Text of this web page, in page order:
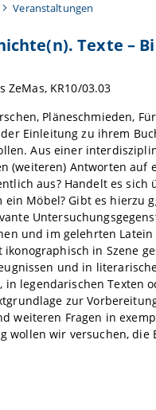
Veranstaltungen
Texte –
ZeMas, KR10/03.03
Pläneschmieden,
Einleitung zu ihrem
Aus einer
(weiteren) Antworten auf
aus? Handelt es sich
Möbel? Gibt es hierzu
und im gelehrten
in Szene
und in
legendarischen Texten
zur
weiteren Fragen in
wollen wir versuchen, die